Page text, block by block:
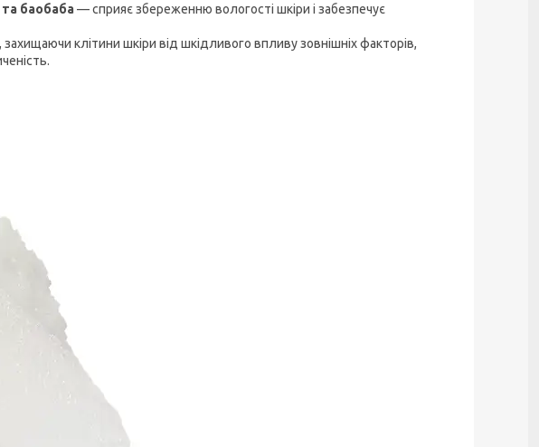
та баобаба — сприяє збереженню вологості шкіри і забезпечує
клітини шкіри від шкідливого впливу зовнішніх факторів,